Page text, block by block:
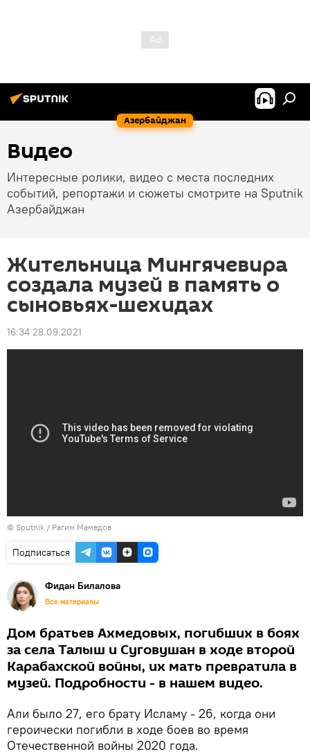
Азербайджан
Видео
Интересные ролики, видео с места последних
событий, репортажи и сюжеты смотрите на Sputnik
Азербайджан
Жительница Мингячевира
создала музей в память о
сыновьях-шехидах
16:34 28.09.2021
© Sputnik / Рагим Мамедов
Подписаться
Фидан Билалова
Все материалы
Дом братьев Ахмедовых, погибших в боях
за села Талыш и Суговушан в ходе второй
Карабахской войны, их мать превратила в
музей. Подробности - в нашем видео.
Али было 27, его брату Исламу - 26, когда они
героически погибли в ходе боев во время
Отечественной войны 2020 года.